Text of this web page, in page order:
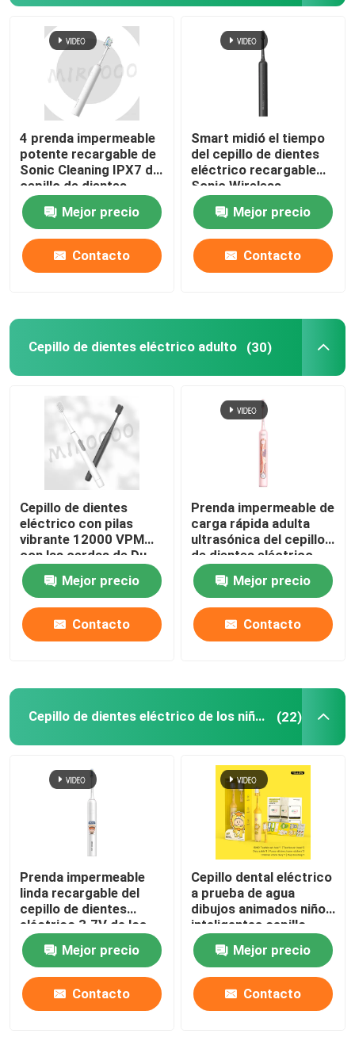
cepillo de dientes eléctrico recargable
Cepillo de dientes eléctrico adulto
Cepillo de dientes eléctrico de los niños
Sonic Electric Toothbrush
Cepillo de dientes eléctrico elegante
4 prenda impermeable
potente recargable de
Sonic Cleaning IPX7 del
cepillo de dientes
eléctrico de los modos
Mejor precio
Contacto
Smart midió el tiempo
del cepillo de dientes
eléctrico recargable
Sonic Wireless
Charging Waterproof
Mejor precio
Contacto
Cepillo de dientes eléctrico adulto (30)
Cepillo de dientes
eléctrico con pilas
vibrante 12000 VPM
con las cerdas de Du
Pont
Mejor precio
Contacto
Prenda impermeable de
carga rápida adulta
ultrasónica del cepillo
de dientes eléctrico
con 4 modos
Mejor precio
Contacto
Cepillo de dientes eléctrico de los niños (22)
Prenda impermeable
linda recargable del
cepillo de dientes
eléctrico 3.7V de los
niños con 4 modos
Mejor precio
Contacto
Cepillo dental eléctrico
a prueba de agua
dibujos animados niños
inteligentes cepillo
dental automático
cepillo dentalMejor precio
Contacto